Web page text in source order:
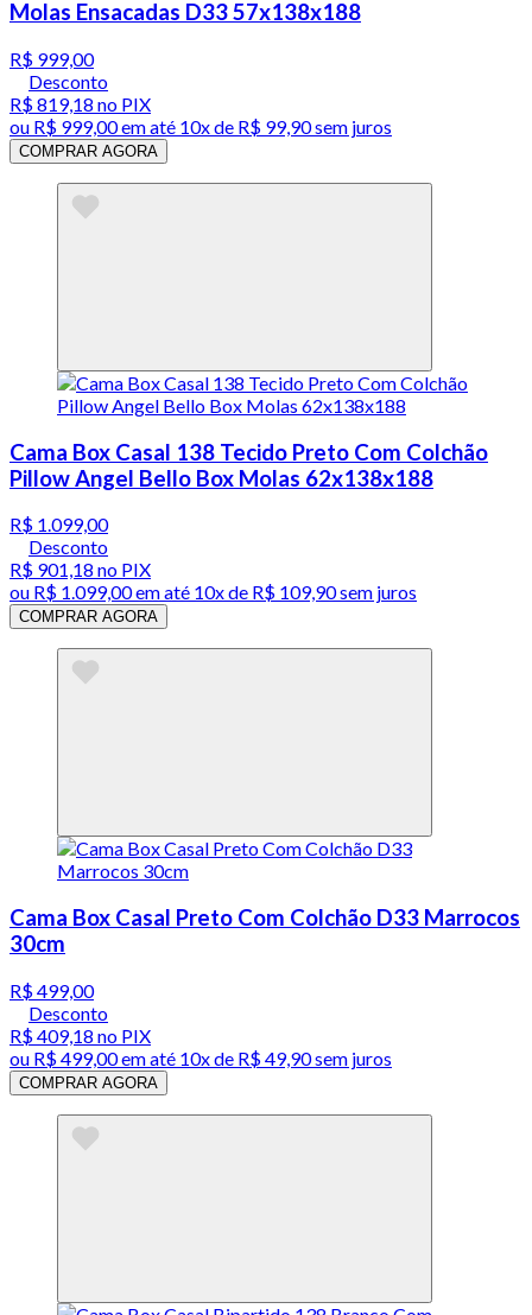
Molas Ensacadas D33 57x138x188
R$ 999,00
Desconto
R$ 819,18 no PIX
ou R$ 999,00em até 10x de R$ 99,90 sem juros
COMPRAR AGORA
Cama Box Casal 138 Tecido Preto Com Colchão
Pillow Angel Bello Box Molas 62x138x188
R$ 1.099,00
Desconto
R$ 901,18 no PIX
ou R$ 1.099,00em até 10x de R$ 109,90 sem juros
COMPRAR AGORA
Cama Box Casal Preto Com Colchão D33 Marrocos
30cm
R$ 499,00
Desconto
R$ 409,18 no PIX
ou R$ 499,00em até 10x de R$ 49,90 sem juros
COMPRAR AGORA